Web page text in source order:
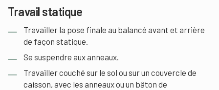
Travail statique
Travailler la pose finale au balancé avant et arrière
de façon statique.
Se suspendre aux anneaux.
Travailler couché sur le sol ou sur un couvercle de
caisson, avec les anneaux ou un bâton de